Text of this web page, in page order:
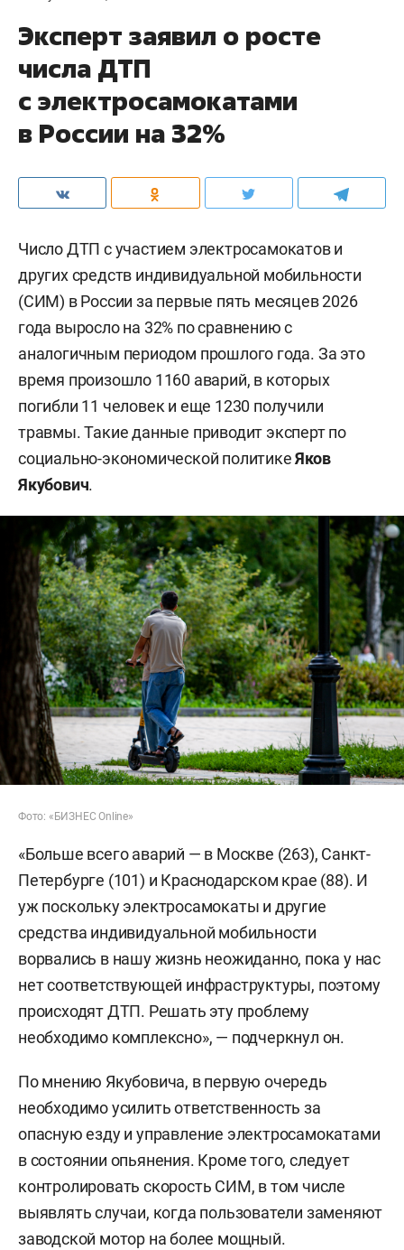
Эксперт заявил о росте
числа ДТП
с электросамокатами
в России на 32%
Число ДТП с участием электросамокатов и
других средств индивидуальной мобильности
(СИМ) в России за первые пять месяцев 2026
года выросло на 32% по сравнению с
аналогичным периодом прошлого года. За это
время произошло 1160 аварий, в которых
погибли 11 человек и еще 1230 получили
травмы. Такие данные приводит эксперт по
социально-экономической политикеЯков
Якубович.
Фото: «БИЗНЕС Online»
«Больше всего аварий — в Москве (263), Санкт-
Петербурге (101) и Краснодарском крае (88). И
уж поскольку электросамокаты и другие
средства индивидуальной мобильности
ворвались в нашу жизнь неожиданно, пока у нас
нет соответствующей инфраструктуры, поэтому
происходят ДТП. Решать эту проблему
необходимо комплексно», — подчеркнул он.
По мнению Якубовича, в первую очередь
необходимо усилить ответственность за
опасную езду и управление электросамокатами
в состоянии опьянения. Кроме того, следует
контролировать скорость СИМ, в том числе
выявлять случаи, когда пользователи заменяют
заводской мотор на более мощный.